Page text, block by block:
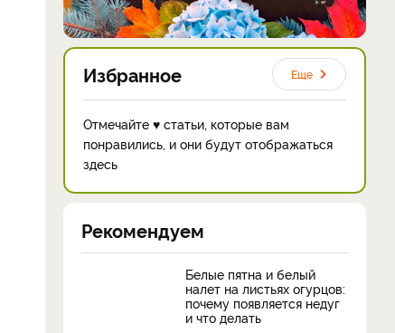
Избранное Еще
Отмечайте ♥ статьи, которые вам
понравились, и они будут отображаться
здесь
Рекомендуем
Белые пятна и белый
налет на листьях огурцов:
почему появляется недуг
и что делать